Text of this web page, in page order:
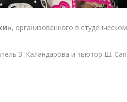
, организованного в
З. Каландарова и тьютор Ш.